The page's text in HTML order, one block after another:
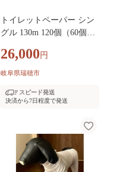
トイレットペーパー シン
グル 130m 120個（60個×2
日用品 業務用 生活 必需品
エコ eco 高評価 たっぷり
ク 備蓄 保存 災害 防災 備
やさしい ソフト 再生紙
26,000 円
岐阜県瑞穂市
スピード発送
決済から7日程度で発送